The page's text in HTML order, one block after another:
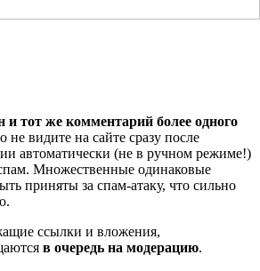
и тот же комментарий более одного
не видите на сайте сразу после
автоматически (не в ручном режиме!)
Множественные одинаковые
приняты за спам-атаку, что сильно
ссылки и вложения,
в очередь на модерацию.